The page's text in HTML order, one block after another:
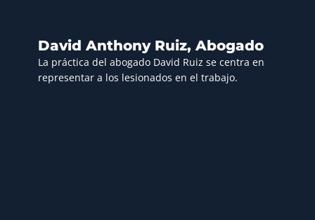
David Anthony Ruiz, Abogado
La práctica del abogado David Ruiz se centra en
representar a los lesionados en el trabajo.